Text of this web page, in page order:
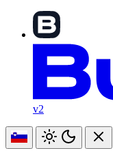
v2